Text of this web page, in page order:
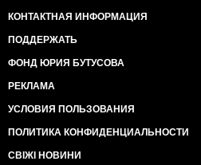
КОНТАКТНАЯ ИНФОРМАЦИЯ
ПОДДЕРЖАТЬ
ФОНД ЮРИЯ БУТУСОВА
РЕКЛАМА
УСЛОВИЯ ПОЛЬЗОВАНИЯ
ПОЛИТИКА КОНФИДЕНЦИАЛЬНОСТИ
СВІЖІ НОВИНИ